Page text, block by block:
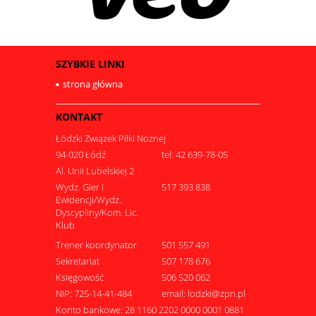
SZYBKIE LINKI
strona główna
KONTAKT
Łódzki Związek Piłki Nożnej
94-020 Łódź
tel: 42 639-78-05
Al. Unii Lubelskiej 2
Wydz. Gier i
Ewidencji/Wydz.
Dyscypliny/Kom. Lic.
Klub
517 393 838
Trener koordynator
501 557 491
Sekretariat
507 178 676
Księgowość
506 520 062
NIP: 725-14-41-484
email: lodzki@zpn.pl
Konto bankowe: 28 1160 2202 0000 0001 0881